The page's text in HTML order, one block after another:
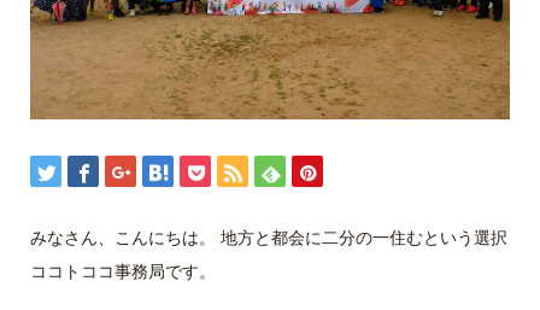
みなさん、こんにちは。 地方と都会に二分の一住むという選択
ココトココ事務局です。